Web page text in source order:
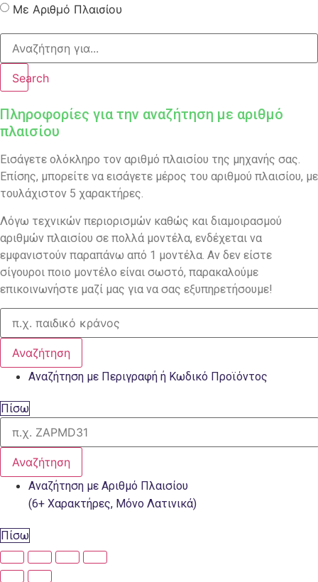
Με Αριθμό Πλαισίου
Search
Πληροφορίες για την αναζήτηση με αριθμό
πλαισίου
Εισάγετε ολόκληρο τον αριθμό πλαισίου της μηχανής σας.
Επίσης, μπορείτε να εισάγετε μέρος του αριθμού πλαισίου, με
τουλάχιστον 5 χαρακτήρες.
Λόγω τεχνικών περιορισμών καθώς και διαμοιρασμού
αριθμών πλαισίου σε πολλά μοντέλα, ενδέχεται να
εμφανιστούν παραπάνω από 1 μοντέλα. Αν δεν είστε
σίγουροι ποιο μοντέλο είναι σωστό, παρακαλούμε
επικοινωνήστε μαζί μας για να σας εξυπηρετήσουμε!
Αναζήτηση
Αναζήτηση με Περιγραφή ή Κωδικό Προϊόντος
Πίσω
Αναζήτηση
Αναζήτηση με Αριθμό Πλαισίου
(6+ Χαρακτήρες, Μόνο Λατινικά)
Πίσω